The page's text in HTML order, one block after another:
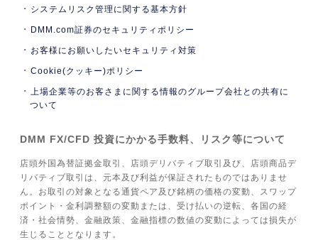
システムリスク管理に関する基本方針
DMM.com証券のセキュリティポリシー
お客様にお願いしたいセキュリティ対策
Cookie(クッキー)ポリシー
上場企業等のお客さまに関する情報のグループ会社との共有に
ついて
DMM FX/CFD 投資にかかる手数料、リスク等について
店頭外国為替証拠金取引、店頭デリバティブ取引及び、店頭商品デ
リバティブ取引は、元本及び利益が保証されたものではありませ
ん。お取引の対象となる通貨ペア及び銘柄の価格の変動、スワップ
ポイント・金利調整額の変動または、受け払いの逆転、各国の経
済・社会情勢、金融政策、金融指標の数値の変動によっては損失が
生じることとなります。